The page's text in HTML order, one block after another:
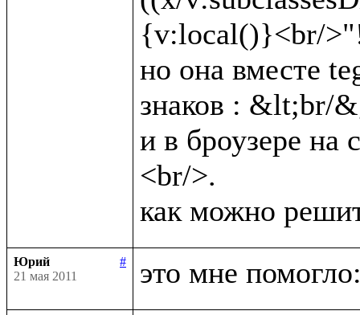
{v:local()}<br/
но она вместе
знаков : &lt;br/
и в броузере на
<br/>.
Юрий
#
21 мая 2011